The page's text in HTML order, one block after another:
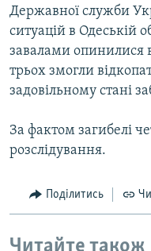
ВСЕ ЗА ДЕНЬ
СПЕЦПРОЕКТИ
ДЕПОРТАЦІЯ
ВІДЕОУРОКИ «ELIFBE»
СВІДЧЕННЯ ОКУПАЦІЇ
УКРАЇНСЬКА ПРОБЛЕМА
ЯК ОБІЙТИ
Qırımtatar
Державної служби
ситуацій в Одеській
завалами опинилися
трьох змогли
задовільному стані
За фактом загибелі
розслідування.
Поділитись